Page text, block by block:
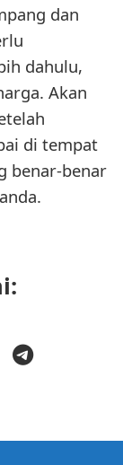
dan
dahulu,
Akan
di tempat
benar-benar